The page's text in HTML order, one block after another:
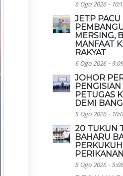
6 Ogo 2026 -
JETP PACU
MERSING,
MANFAAT
RAKYAT
6 Ogo 2026 -
JOHOR
PENGISIAN
PETUGAS
DEMI
5 Ogo 2026 -
20 TUKUN
BAHARU
5 Ogo 2026 -